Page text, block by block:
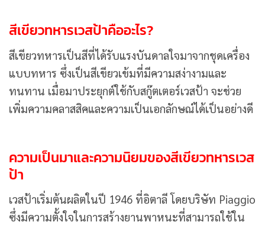
สีเขียวทหารเวสป้าคืออะไร?
สีเขียวทหารเป็นสีที่ได้รับแรงบันดาลใจมาจากชุดเครื่อง
แบบทหาร ซึ่งเป็นสีเขียวเข้มที่มีความสง่างามและ
ทนทาน เมื่อมาประยุกต์ใช้กับสกู๊ตเตอร์เวสป้า จะช่วย
เพิ่มความคลาสสิคและความเป็นเอกลักษณ์ได้เป็นอย่างดี
ความเป็นมาและความนิยมของสีเขียวทหารเวส
ป้า
เวสป้าเริ่มต้นผลิตในปี 1946 ที่อิตาลี โดยบริษัท Piaggio
ซึ่งมีความตั้งใจในการสร้างยานพาหนะที่สามารถใช้ใน